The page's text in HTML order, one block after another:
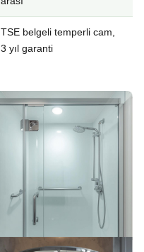
TSE belgeli temperli cam,
3 yıl garanti